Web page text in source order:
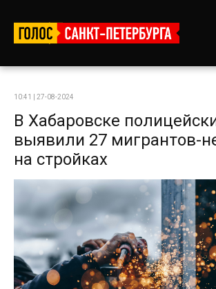
10:41 | 27-08-2024
В Хабаровске
выявили 27 мигрантов-
на стройках